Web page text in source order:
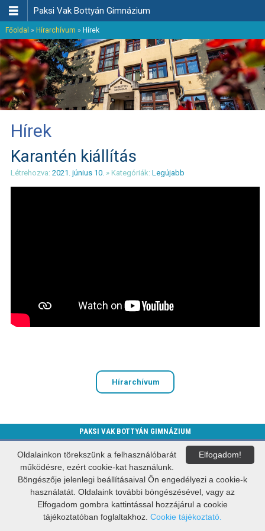
 Paksi Vak Bottyán Gimnázium
Főoldal » Hírarchívum » Hírek
Hírek
Karantén kiállítás
Létrehozva: 2021. június 10. » Kategóriák: Legújabb
Hírarchívum
PAKSI VAK BOTTYÁN GIMNÁZIUM
7030 Paks, Dózsa György út 103.
E-mail:vbgimi@vbg.hu
A weblap készítője: Govern-Soft Kft.
Elfogadom!
Oldalainkon törekszünk a felhasználóbarát
működésre, ezért cookie-kat használunk.
Böngészője jelenlegi beállításaival Ön engedélyezi a cookie-k
használatát. Oldalaink további böngészésével, vagy az
Elfogadom gombra kattintással hozzájárul a cookie
tájékoztatóban foglaltakhoz. Cookie tájékoztató.